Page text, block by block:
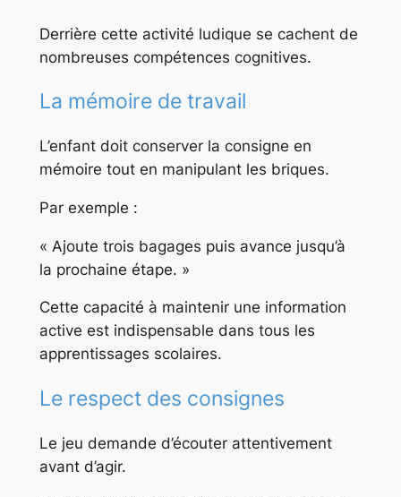
Derrière cette activité ludique se cachent de
nombreuses compétences cognitives.
La mémoire de travail
L’enfant doit conserver la consigne en
mémoire tout en manipulant les briques.
Par exemple :
« Ajoute trois bagages puis avance jusqu’à
la prochaine étape. »
Cette capacité à maintenir une information
active est indispensable dans tous les
apprentissages scolaires.
Le respect des consignes
Le jeu demande d’écouter attentivement
avant d’agir.